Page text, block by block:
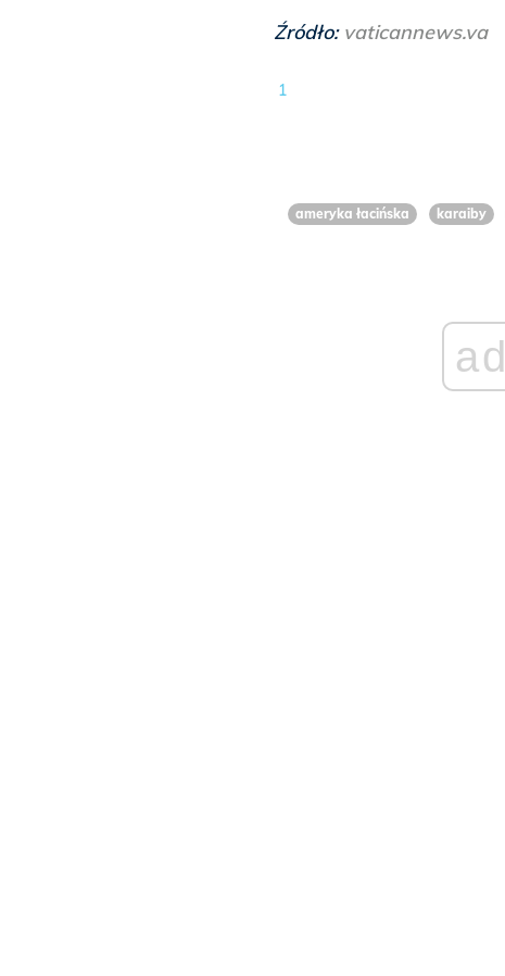
Źródło: vaticannews.va
1
ameryka łacińska karaiby
ad